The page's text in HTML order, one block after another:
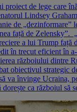
de lege care
Lindsey
de
față de
a lui Trump față
în trecut eficient în
războiului dintre
obiectivul strategic
va învinge
ca războiul să